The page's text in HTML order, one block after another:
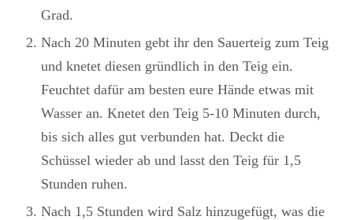
Grad.
Nach 20 Minuten gebt ihr den Sauerteig zum Teig
und knetet diesen gründlich in den Teig ein.
Feuchtet dafür am besten eure Hände etwas mit
Wasser an. Knetet den Teig 5-10 Minuten durch,
bis sich alles gut verbunden hat. Deckt die
Schüssel wieder ab und lasst den Teig für 1,5
Stunden ruhen.
Nach 1,5 Stunden wird Salz hinzugefügt, was die